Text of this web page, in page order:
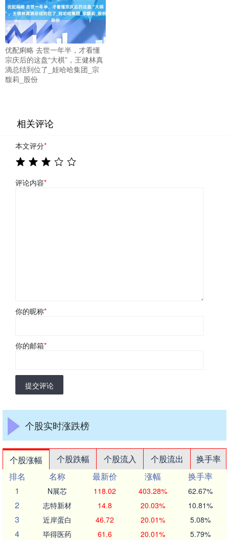
优配痢略 去世一年半，才看懂
宗庆后的这盘“大棋”，王健林真
滴总结到位了_娃哈哈集团_宗
馥莉_股份
相关评论
本文评分*
评论内容*
你的昵称*
你的邮箱*
提交评论
个股实时涨跌榜
个股涨幅 个股跌幅 个股流入 个股流出
换手率
排名
名称 最新价 涨幅
换手率
1
N展芯 118.02 403.28% 62.67%
2 志特新材 14.8 20.03% 10.81%
3 近岸蛋白 46.72 20.01% 5.08%
4 毕得医药 61.6 20.01% 5.79%